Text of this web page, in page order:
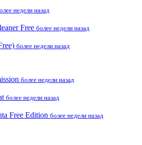
недели назад
Free более недели назад
более недели назад
более недели назад
более недели назад
Free Edition более недели назад